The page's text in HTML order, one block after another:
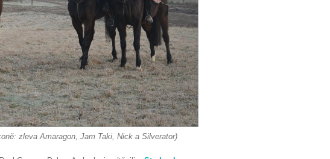
zleva Amaragon, Jam Taki, Nick a Silverator)